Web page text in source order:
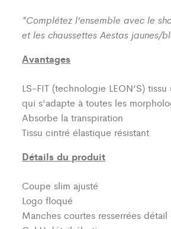
*Complétez l’ensemble avec le
et les chaussettes Aestas jaunes/
Avantages
LS-FIT (technologie LEON’S)tissu
qui s’adapte à toutes les
Absorbe la transpiration
Tissu cintré élastique résistant
Détails du produit
Coupe slim ajusté
Logo floqué
Manches courtes resserrées détail